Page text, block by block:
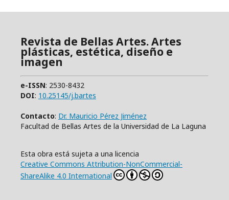
Revista de Bellas Artes. Artes
plásticas, estética, diseño e
imagen
e-ISSN: 2530-8432
DOI: 10.25145/j.bartes
Contacto: Dr. Mauricio Pérez Jiménez
Facultad de Bellas Artes de la Universidad de La Laguna
Esta obra está sujeta a una licencia
Creative Commons Attribution-NonCommercial-
ShareAlike 4.0 International